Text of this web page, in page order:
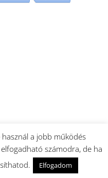
a jobb működés
számodra, de ha
Elfogadom